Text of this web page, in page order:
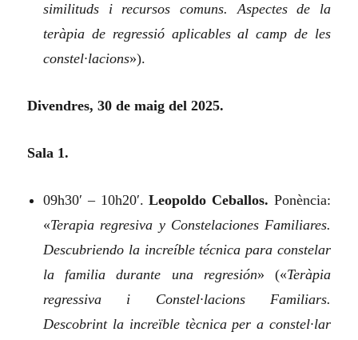
similituds i recursos comuns. Aspectes de la
teràpia de regressió aplicables al camp de les
constel·lacions»).
Divendres, 30 de maig del 2025.
Sala 1.
09h30′ – 10h20′.Leopoldo Ceballos. Ponència:
«Terapia regresiva y Constelaciones Familiares.
Descubriendo la increíble técnica para constelar
la familia durante una regresión» («Teràpia
regressiva i Constel·lacions Familiars.
Descobrint la increïble tècnica per a constel·lar